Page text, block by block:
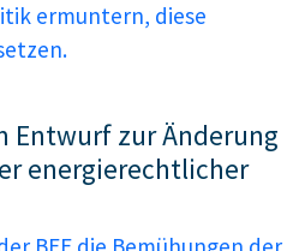
ermuntern, diese
Entwurf zur Änderung
energierechtlicher